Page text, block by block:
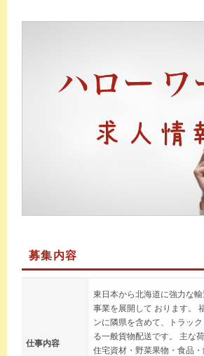
募集内容
仕事内容
東日本から北海道に強力な
事業を展開して おります。
ンに隣県を含めて、トラッ
る一般貨物配送です。 主な
住宅資材・野菜果物・食品